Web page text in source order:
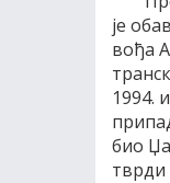
је
вођа
1994.
био
тврди